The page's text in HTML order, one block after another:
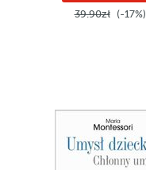
39.90zł (-17%)